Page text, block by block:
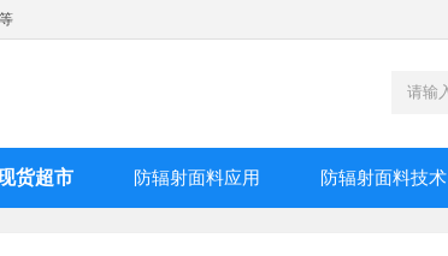
货超市 防辐射面料应用 防辐射面料技术